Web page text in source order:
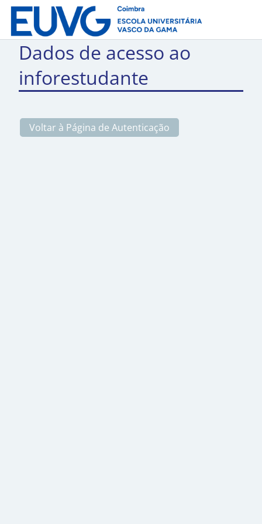
Dados de acesso ao
inforestudante
Voltar à Página de Autenticação